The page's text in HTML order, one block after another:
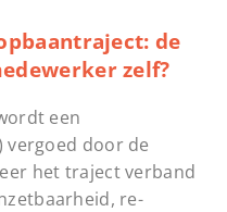
de
zelf?
een
vergoed door de
het traject verband
re-